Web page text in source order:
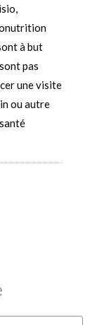
à but
pas
une visite
ou autre